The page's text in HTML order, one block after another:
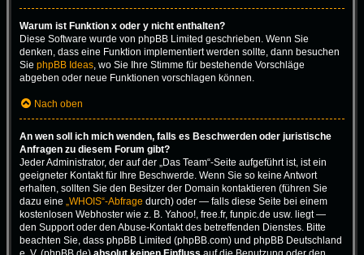
Warum ist Funktion x oder y nicht enthalten?
Diese Software wurde von phpBB Limited geschrieben. Wenn Sie
denken, dass eine Funktion implementiert werden sollte, dann besuchen
Sie phpBB Ideas, wo Sie Ihre Stimme für bestehende Vorschläge
abgeben oder neue Funktionen vorschlagen können.
Nach oben
An wen soll ich mich wenden, falls es Beschwerden oder juristische
Anfragen zu diesem Forum gibt?
Jeder Administrator, der auf der „Das Team“-Seite aufgeführt ist, ist ein
geeigneter Kontakt für Ihre Beschwerde. Wenn Sie so keine Antwort
erhalten, sollten Sie den Besitzer der Domain kontaktieren (führen Sie
dazu eine „WHOIS“-Abfrage durch) oder — falls diese Seite bei einem
kostenlosen Webhoster wie z. B. Yahoo!, free.fr, funpic.de usw. liegt —
den Support oder den Abuse-Kontakt des betreffenden Dienstes. Bitte
beachten Sie, dass phpBB Limited (phpBB.com) und phpBB Deutschland